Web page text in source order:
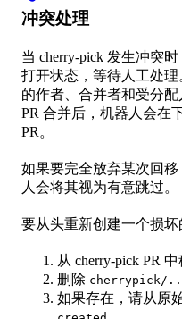
冲突处理
当 cherry-pick 发生冲突
打开状态，等待人工处
的作者、合并者和受分
PR 合并后，机器人会在
PR。
如果要完全放弃某次回移
人会将其视为有意跳过。
要从头重新创建一个损坏
从 cherry-pick PR
删除 cherrypick/
如果存在，请从原